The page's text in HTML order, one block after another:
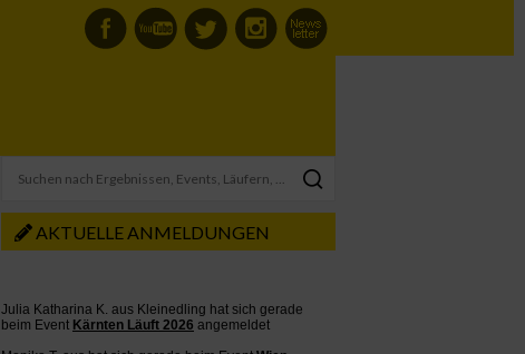
AKTUELLE ANMELDUNGEN